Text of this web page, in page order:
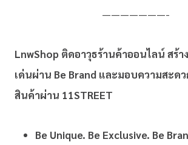
———————-
LnwShop ติดอาวุธร้านค้าออนไลน์ สร้
เด่นผ่าน Be Brand และมอบความสะด
สินค้าผ่าน 11STREET
Be Unique. Be Exclusive. Be